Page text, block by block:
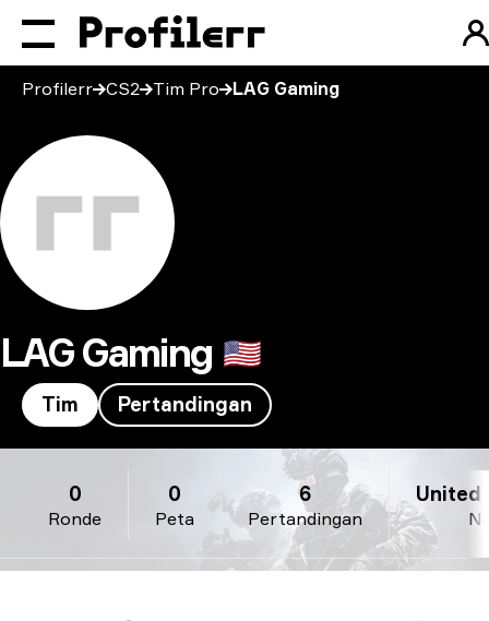
Profilerr CS2 Tim Pro LAG Gaming
LAG Gaming 🇺🇸
Tim Pertandingan
Ronde
0
Peta
0
Pertandingan
6 United